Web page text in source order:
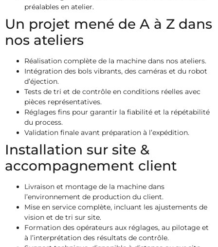
préalables en atelier.
Un projet mené de A à Z dans
nos ateliers
Réalisation complète de la machine dans nos ateliers.
Intégration des bols vibrants, des caméras et du robot
d’éjection.
Tests de tri et de contrôle en conditions réelles avec
pièces représentatives.
Réglages fins pour garantir la fiabilité et la répétabilité
du process.
Validation finale avant préparation à l’expédition.
Installation sur site &
accompagnement client
Livraison et montage de la machine dans
l’environnement de production du client.
Mise en service complète, incluant les ajustements de
vision et de tri sur site.
Formation des opérateurs aux réglages, au pilotage et
à l’interprétation des résultats de contrôle.